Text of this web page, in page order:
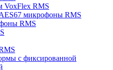
VoxFlex RMS
микрофоны RMS
RMS
с фиксированной